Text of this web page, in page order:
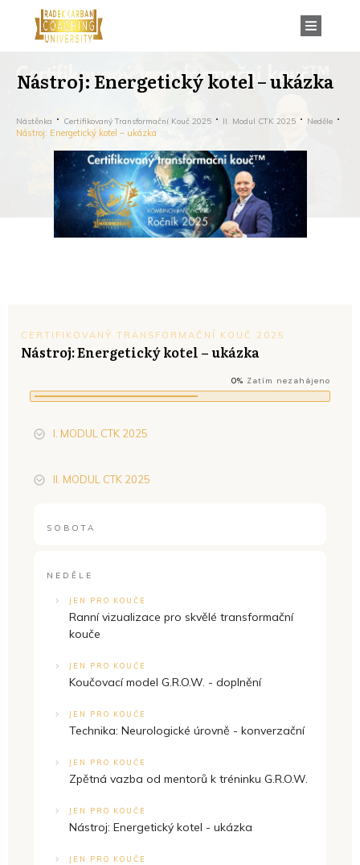
Nástroj: Energetický kotel – ukázka
Nástěnka Certifikovaný Transformační Kouč 2025 II. Modul CTK 2025 Neděle
Nástroj: Energetický kotel – ukázka
CERTIFIKOVANÝ TRANSFORMAČNÍ KOUČ 2025
Nástroj: Energetický kotel – ukázka
0% Zatím nezahájeno
I. MODUL CTK 2025
II. MODUL CTK 2025
SOBOTA
NEDĚLE
JEN PRO KOUČE
Ranní vizualizace pro skvělé transformační
kouče
JEN PRO KOUČE
Koučovací model G.R.O.W. - doplnění
JEN PRO KOUČE
Technika: Neurologické úrovně - konverzační
JEN PRO KOUČE
Zpětná vazba od mentorů k tréninku G.R.O.W.
JEN PRO KOUČE
Nástroj: Energetický kotel - ukázka
JEN PRO KOUČE